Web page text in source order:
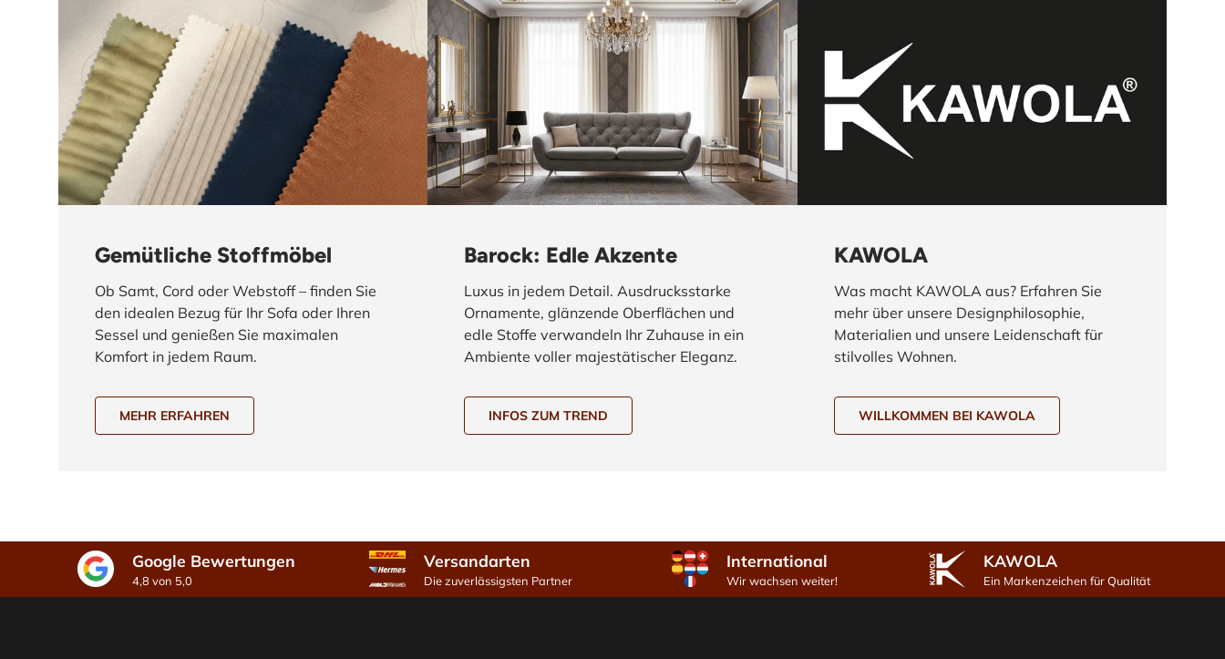
Gemütliche Stoffmöbel
Ob Samt, Cord oder Webstoff – finden Sie
den idealen Bezug für Ihr Sofa oder Ihren
Sessel und genießen Sie maximalen
Komfort in jedem Raum.
MEHR ERFAHREN
Barock: Edle Akzente
Luxus in jedem Detail. Ausdrucksstarke
Ornamente, glänzende Oberflächen und
edle Stoffe verwandeln Ihr Zuhause in ein
Ambiente voller majestätischer Eleganz.
INFOS ZUM TREND
KAWOLA
Was macht KAWOLA aus? Erfahren Sie
mehr über unsere Designphilosophie,
Materialien und unsere Leidenschaft für
stilvolles Wohnen.
WILLKOMMEN BEI KAWOLA
Google Bewertungen
4,8 von 5,0
Versandarten
Die zuverlässigsten Partner
International
Wir wachsen weiter!
KAWOLA
Ein Markenzeichen für Qualität